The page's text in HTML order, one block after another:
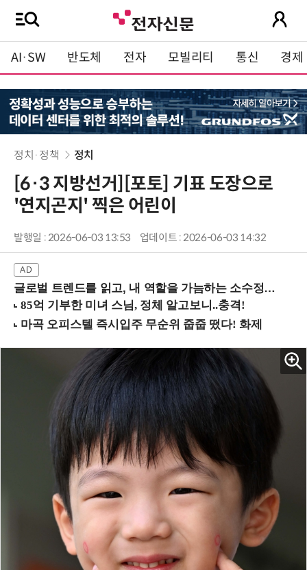
AI·SW 반도체 전자 모빌리티 통신 경제
정치·정책 정치
[6·3 지방선거][포토] 기표 도장으로
'연지곤지' 찍은 어린이
발행일 : 2026-06-03 13:53 업데이트 : 2026-06-03 14:32
글로벌 트렌드를 읽고, 내 역할을 가늠하는 소수정예 실습 워크숍 (8/28 신논현역)